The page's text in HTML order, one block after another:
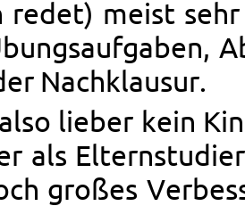
redet) meist
Nachk­lausur.
lieber kein
als
großes